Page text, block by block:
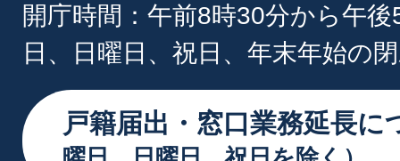
開庁時間：午前8時30分から午
日、日曜日、祝日、年末年始の
戸籍届出・窓口業務延長に